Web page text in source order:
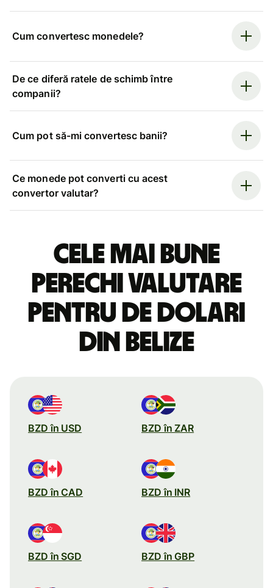
Cum convertesc monedele?
De ce diferă ratele de schimb între
companii?
Cum pot să-mi convertesc banii?
Ce monede pot converti cu acest
convertor valutar?
Cele mai bune
perechi valutare
pentru de dolari
din Belize
BZD în USD BZD în ZAR
BZD în CAD BZD în INR
BZD în SGD BZD în GBP